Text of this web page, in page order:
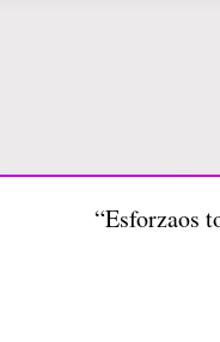
“Esforzaos